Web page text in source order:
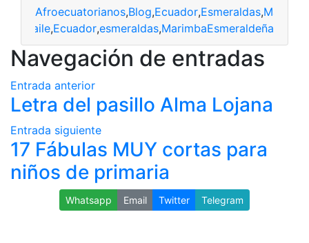
Afroecuatorianos,Blog,Ecuador,Esmeraldas,
baile,Ecuador,esmeraldas,MarimbaEsmeraldeña
Navegación de entradas
Entrada anterior
Letra del pasillo Alma Lojana
Entrada siguiente
17 Fábulas MUY cortas para
niños de primaria
Whatsapp Email Twitter Telegram